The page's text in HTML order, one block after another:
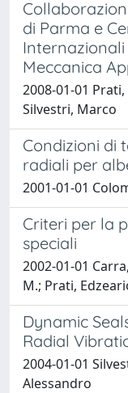
di Parma e
Meccanica
2008-01-01
Silvestri, Marco
Condizioni di
radiali per
2001-01-01
Criteri per la
speciali
2002-01-01
M.; Prati,
Dynamic
Radial
2004-01-01
Alessandro